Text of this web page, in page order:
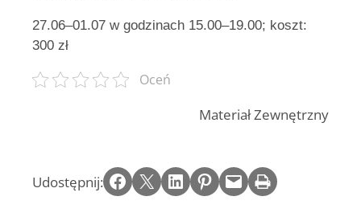
27.06–01.07 w godzinach 15.00–19.00; koszt:
300 zł
Oceń
Materiał Zewnętrzny
Udostępnij: Share on Facebook Email this Page Share on LinkedIn Share on Pinterest Email this Page Print this Page